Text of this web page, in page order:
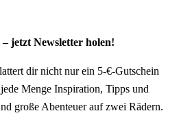
jetzt Newsletter holen!
dir nicht nur ein 5-€-Gutschein
Menge Inspiration, Tipps und
große Abenteuer auf zwei Rädern.